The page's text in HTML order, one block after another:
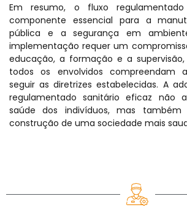
Em resumo, o fluxo
componente essencial para a
pública e a segurança em
implementação requer um
educação, a formação e a supervisão,
todos os envolvidos compreendam
seguir as diretrizes estabelecidas. A
regulamentado sanitário eficaz não
saúde dos indivíduos, mas
construção de uma sociedade mais